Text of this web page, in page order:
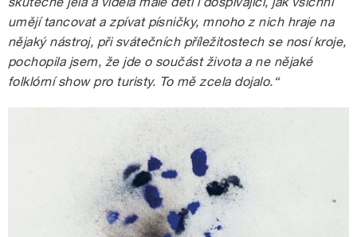
pause
umějí tancovat a zpívat písničky, mnoho z nich hraje na
nějaký nástroj, při svátečních příležitostech se nosí kroje,
pochopila jsem, že jde o součást života a ne nějaké
folklórní show pro turisty. To mě zcela dojalo.“